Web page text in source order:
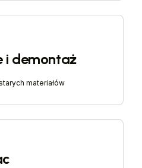
i demontaż
materiałów